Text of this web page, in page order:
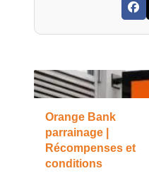
Orange Bank
parrainage |
Récompenses et
conditions